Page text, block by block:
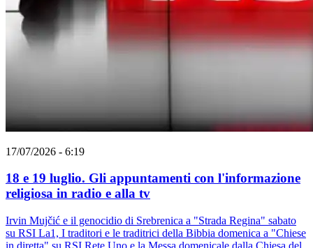
17/07/2026 - 6:19
18 e 19 luglio. Gli appuntamenti con l'informazione
religiosa in radio e alla tv
Irvin Mujčić e il genocidio di Srebrenica a "Strada Regina" sabato
su RSI La1, I traditori e le traditrici della Bibbia domenica a "Chiese